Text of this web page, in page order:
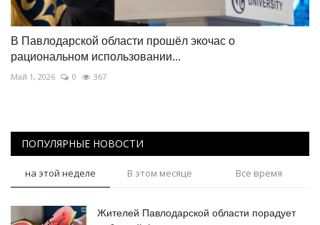
В Павлодарской области прошёл экочас о
рациональном использовании...
Май 1, 2026 0 367
ПОПУЛЯРНЫЕ НОВОСТИ
на этой неделе В этом месяце Все время
Жителей Павлодарской области порадует